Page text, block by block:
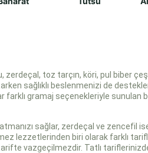
toz tarçın, köri, pul biber
sağlıklı beslenmenizi de destekler.
gramaj seçenekleriyle sunulan
sağlar, zerdeçal ve zencefil ise
lezzetlerinden biri olarak farklı
vazgeçilmezdir. Tatlı